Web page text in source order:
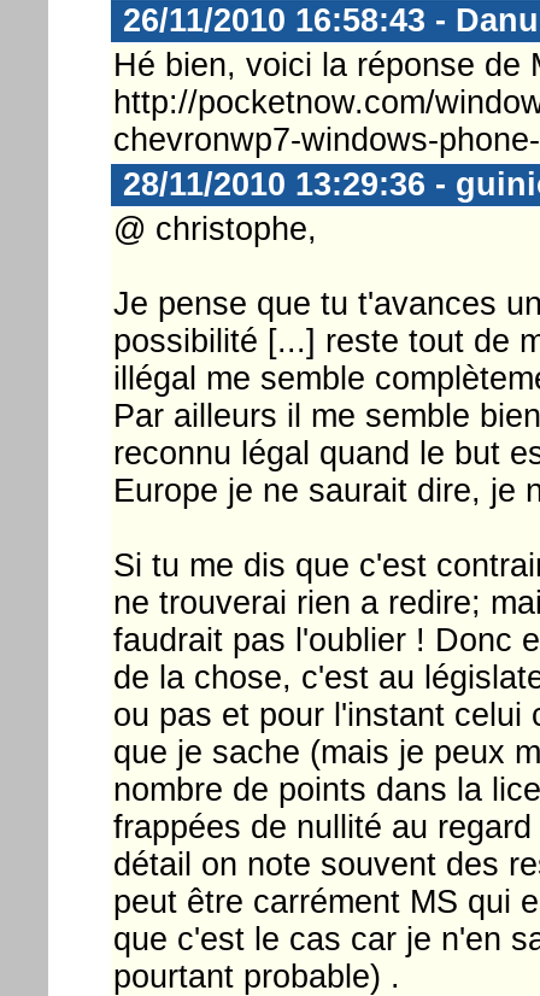
26/11/2010 16:58:43 -
Hé bien, voici la réponse de
http://pocketnow.com/
chevronwp7-windows-
28/11/2010 13:29:36 -
@ christophe,
Je pense que tu t'avances
possibilité [...] reste tout de
illégal me semble
Par ailleurs il me semble
reconnu légal quand le but
Europe je ne saurait dire, je
Si tu me dis que c'est
ne trouverai rien a redire;
faudrait pas l'oublier ! Donc
de la chose, c'est au
ou pas et pour l'instant celui
que je sache (mais je peux
nombre de points dans la
frappées de nullité au
détail on note souvent des
peut être carrément MS qui
que c'est le cas car je n'en
pourtant probable) .